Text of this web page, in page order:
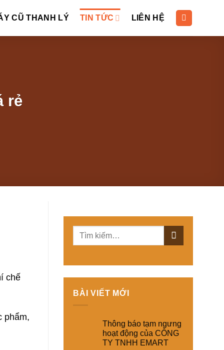
CŨ THANH LÝ TIN TỨC LIÊN HỆ
rẻ
chế
phẩm,
BÀI VIẾT MỚI
Thông báo tạm ngưng
hoạt động của CÔNG
TY TNHH EMART